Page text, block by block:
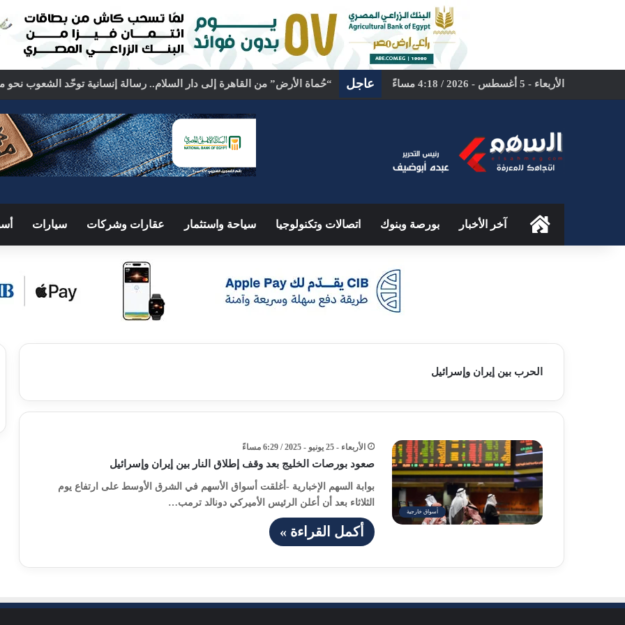
الأربعاء - 5 أغسطس - 2026 / 4:18 مساءً عاجل
الرئيسيةآخر الأخبار بورصة وبنوك اتصالات وتكنولوجيا سياحة واستثمار عقارات وشركات سيارات
الحرب بين إيران وإسرائيل
أسواق خارجية
الأربعاء - 25 يونيو - 2025 / 6:29 مساءً
صعود بورصات الخليج بعد وقف إطلاق النار بين إيران وإسرائيل
بوابة السهم الإخبارية -أغلقت أسواق الأسهم في الشرق الأوسط على ارتفاع يوم
الثلاثاء بعد أن أعلن الرئيس الأميركي دونالد ترمب…
أكمل القراءة »